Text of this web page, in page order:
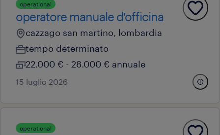
operational
operatore manuale d'officina
cazzago san martino, lombardia
tempo determinato
22.000 € - 28.000 € annuale
15 luglio 2026
operational